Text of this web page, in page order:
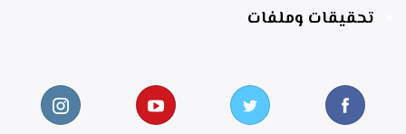
تحقيقات وملفات